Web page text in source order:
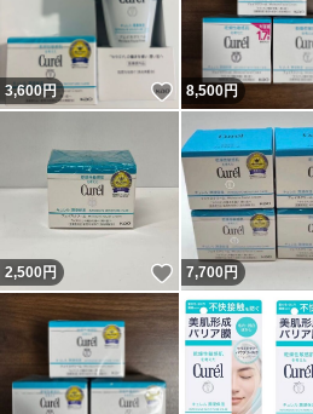
3,600円 いいね！
8,500円
2,500円 いいね！
7,700円